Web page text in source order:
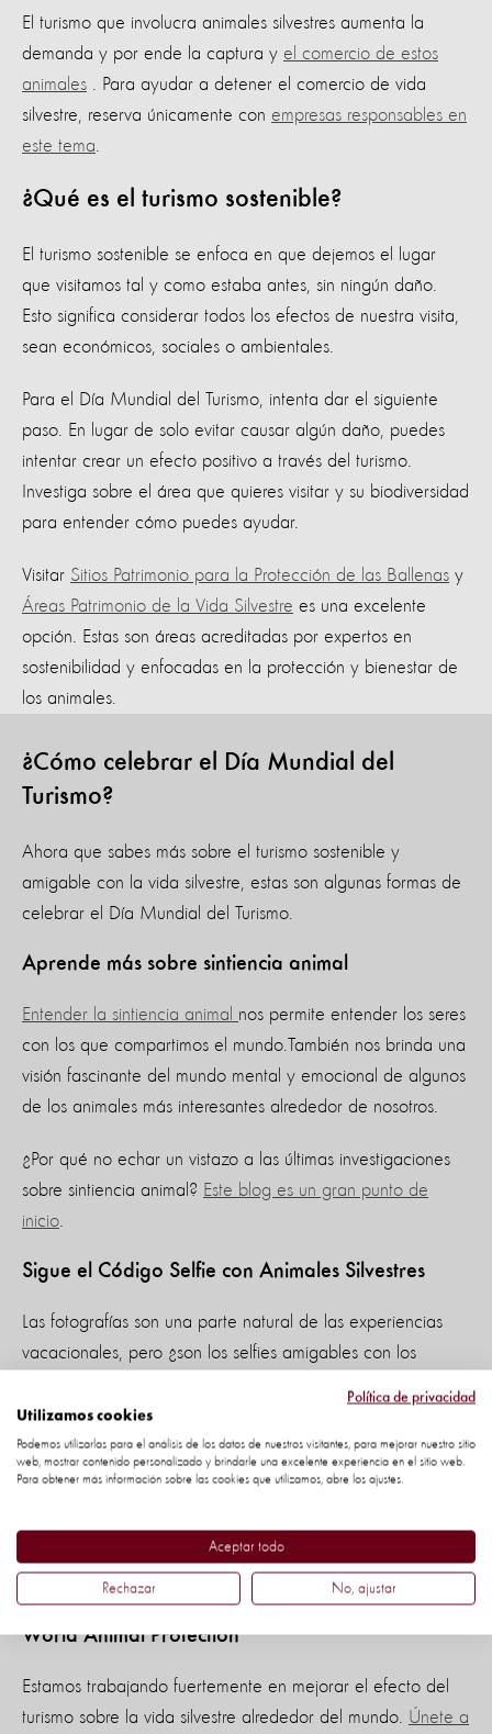
El turismo que involucra animales silvestres aumenta la
demanda y por ende la captura y el comercio de estos
animales . Para ayudar a detener el comercio de vida
silvestre, reserva únicamente con empresas responsables en
este tema.
¿Qué es el turismo sostenible?
El turismo sostenible se enfoca en que dejemos el lugar
que visitamos tal y como estaba antes, sin ningún daño.
Esto significa considerar todos los efectos de nuestra visita,
sean económicos, sociales o ambientales.
Para el Día Mundial del Turismo, intenta dar el siguiente
paso. En lugar de solo evitar causar algún daño, puedes
intentar crear un efecto positivo a través del turismo.
Investiga sobre el área que quieres visitar y su biodiversidad
para entender cómo puedes ayudar.
Visitar Sitios Patrimonio para la Protección de las Ballenas y
Áreas Patrimonio de la Vida Silvestre es una excelente
opción. Estas son áreas acreditadas por expertos en
sostenibilidad y enfocadas en la protección y bienestar de
los animales.
¿Cómo celebrar el Día Mundial del
Turismo?
Ahora que sabes más sobre el turismo sostenible y
amigable con la vida silvestre, estas son algunas formas de
celebrar el Día Mundial del Turismo.
Aprende más sobre sintiencia animal
Entender la sintiencia animal nos permite entender los seres
con los que compartimos el mundo.También nos brinda una
visión fascinante del mundo mental y emocional de algunos
de los animales más interesantes alrededor de nosotros.
¿Por qué no echar un vistazo a las últimas investigaciones
sobre sintiencia animal? Este blog es un gran punto de
inicio.
Sigue el Código Selfie con Animales Silvestres
Las fotografías son una parte natural de las experiencias
vacacionales, pero ¿son los selfies amigables con los
Silvestrespara ayudarte a promover el bienestar animal
con tus fotografías.
razonables y seguras donde ellos puedan moverse y
actuar naturalmente.
Participa en la campaña Turismo Responsable de
World Animal Protection
Estamos trabajando fuertemente en mejorar el efecto del
turismo sobre la vida silvestre alrededor del mundo. Únete a
Política de privacidad
Utilizamos cookies
Podemos utilizarlas para el análisis de los datos de nuestros visitantes, para mejorar nuestro sitio
web, mostrar contenido personalizado y brindarle una excelente experiencia en el sitio web.
Para obtener más información sobre las cookies que utilizamos, abre los ajustes.
Aceptar todo
Rechazar No, ajustar